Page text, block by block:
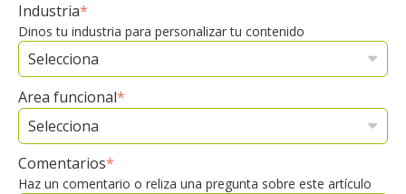
Industria*
Dinos tu industria para personalizar tu contenido
Area funcional*
Comentarios*
Haz un comentario o reliza una pregunta sobre este artículo